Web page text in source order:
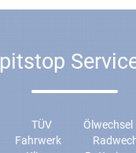
pitstop
TÜV Ölwechsel
Fahrwerk